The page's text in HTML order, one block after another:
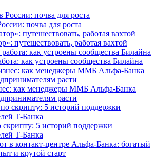
почва для роста
путешествовать, работая вахтой
как устроены сообщества Билайна
как менеджеры ММБ Альфа-Банка
расти
5 историй поддержки
Т-Банка